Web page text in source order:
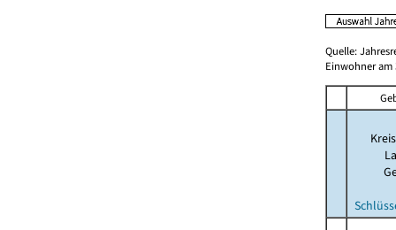
Quelle:
Einwohner am